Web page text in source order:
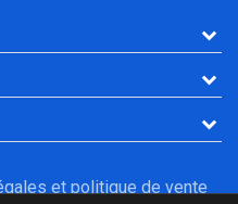
et politique de vente